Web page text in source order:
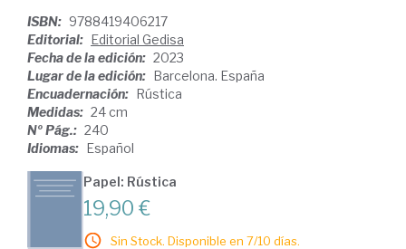
ISBN: 9788419406217
Editorial: Editorial Gedisa
Fecha de la edición: 2023
Lugar de la edición: Barcelona. España
Encuadernación: Rústica
Medidas: 24 cm
Nº Pág.: 240
Idiomas: Español
Papel: Rústica
19,90 €
Sin Stock. Disponible en 7/10 días.